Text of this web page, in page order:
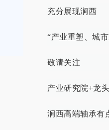
充分展现涧西
“产业重塑、城
敬请关注
产业研究院+龙
涧西高端轴承有